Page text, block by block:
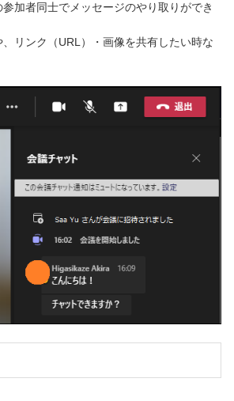
加者同士でメッセージのやり取りができ
リンク（URL）・画像を共有したい時な